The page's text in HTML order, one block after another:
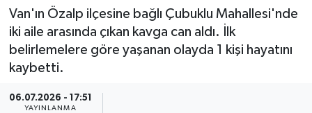
Van'ın Özalp ilçesine bağlı Çubuklu Mahallesi'nde
iki aile arasında çıkan kavga can aldı. İlk
belirlemelere göre yaşanan olayda 1 kişi hayatını
kaybetti.
06.07.2026 - 17:51
YAYINLANMA
Köşe Yazıları
Hakkımda
Son Dakika Haberleri
Haber Arşivi